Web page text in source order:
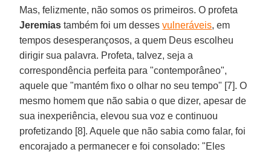
Mas, felizmente, não somos os primeiros. O profeta
Jeremias também foi um dessesvulneráveis, em
tempos desesperançosos, a quem Deus escolheu
dirigir sua palavra. Profeta, talvez, seja a
correspondência perfeita para "contemporâneo",
aquele que "mantém fixo o olhar no seu tempo" [7]. O
mesmo homem que não sabia o que dizer, apesar de
sua inexperiência, elevou sua voz e continuou
profetizando [8]. Aquele que não sabia como falar, foi
encorajado a permanecer e foi consolado: "Eles